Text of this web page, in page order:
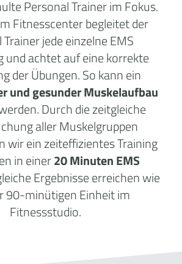
Personal Trainer im Fokus.
Fitnesscenter begleitet der
jede einzelne EMS
und achtet auf eine korrekte
der Übungen. So kann ein
und gesunder Muskelaufbau
Durch die zeitgleiche
aller Muskelgruppen
wir ein zeiteffizientes Training
in einer20 Minuten EMS
Ergebnisse erreichen wie
90-minütigen Einheit im
Fitnessstudio.